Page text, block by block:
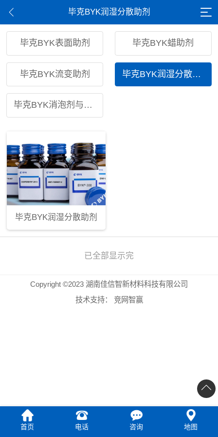
毕克BYK润湿分散助剂
毕克BYK表面助剂 毕克BYK蜡助剂
毕克BYK流变助剂 毕克BYK润湿分散助剂
毕克BYK消泡剂与脱泡剂
毕克BYK润湿分散助剂
已全部显示完
首页 电话 咨询 地图
Copyright ©2023 湖南佳信智新材料科技有限公司
技术支持：
竞网智赢